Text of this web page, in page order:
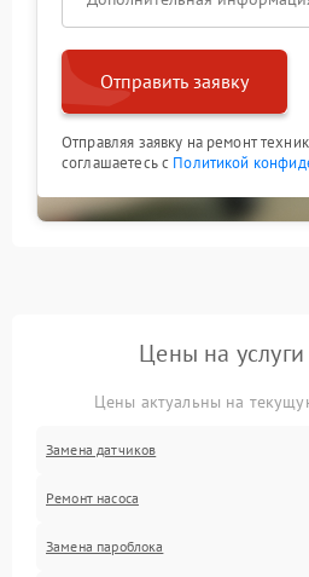
Отправить заявку
Отправляя заявку на ремонт
соглашаетесь с Политикой
Цены на
Цены актуальны на
Замена датчиков
Ремонт насоса
Замена пароблока